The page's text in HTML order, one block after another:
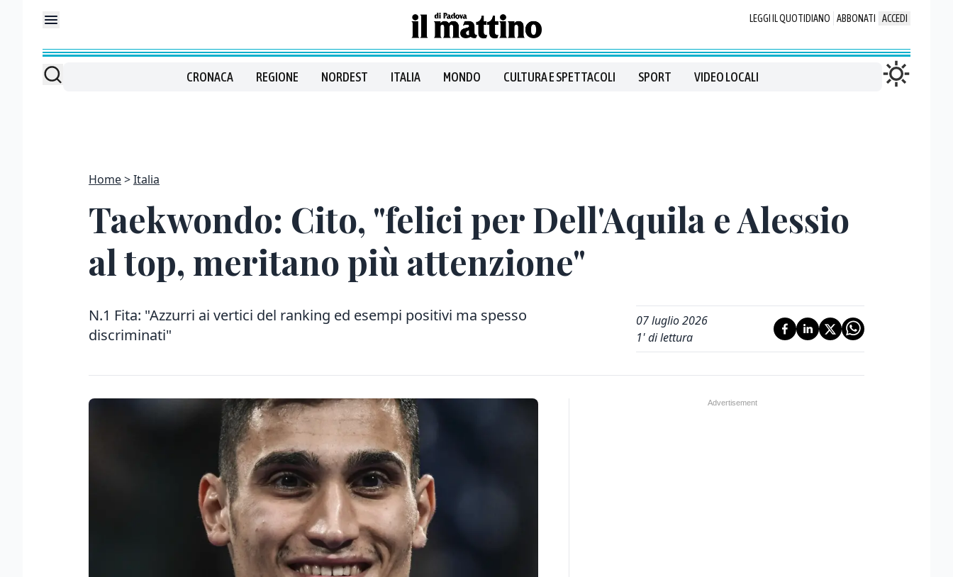
LEGGI IL QUOTIDIANO ABBONATI ACCEDI
CRONACA REGIONE NORDEST ITALIA MONDO CULTURA E SPETTACOLI SPORT VIDEO LOCALI
Home Italia
Taekwondo: Cito, "felici per Dell'Aquila e Alessio
al top, meritano più attenzione"
N.1 Fita: "Azzurri ai vertici del ranking ed esempi positivi ma spesso
discriminati"
07 luglio 2026
1' di lettura